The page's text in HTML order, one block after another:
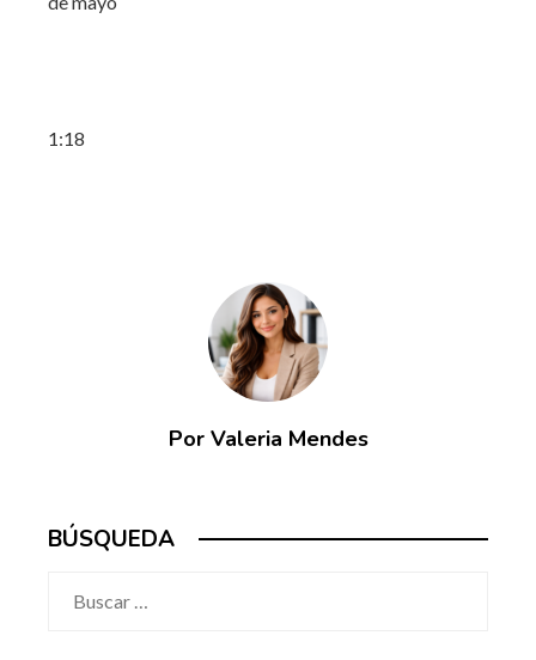
1:18
Por Valeria Mendes
BÚSQUEDA